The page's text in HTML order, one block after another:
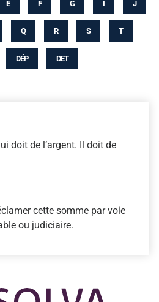
E F G I J
Q R S T
DÉP DET
doit de l’argent. Il doit de
cette somme par voie
ou judiciaire.